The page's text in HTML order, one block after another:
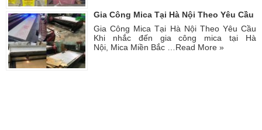
Gia Công Mica Tại Hà Nội Theo Yêu Cầu
Gia Công Mica Tại Hà Nội Theo Yêu Cầu
Khi nhắc đến gia công mica tại Hà
Nội, Mica Miền Bắc … Read More »